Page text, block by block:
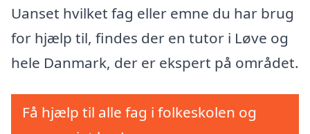
Uanset hvilket fag eller emne du har brug
for hjælp til, findes der en tutor i Løve og
hele Danmark, der er ekspert på området.
Få hjælp til alle fag i folkeskolen og